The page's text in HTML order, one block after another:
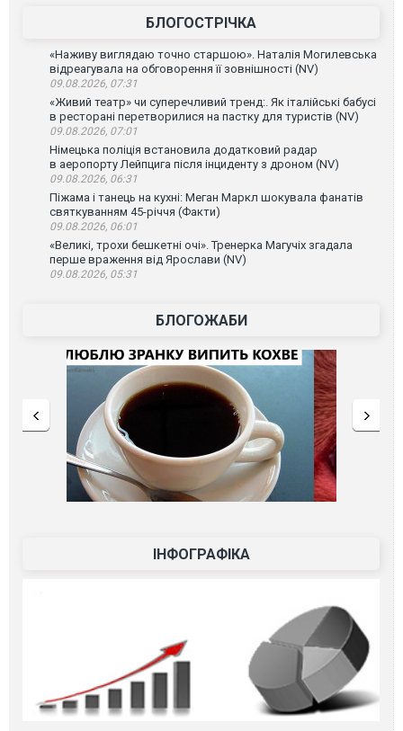
БЛОГОСТРІЧКА
«Наживу виглядаю точно старшою». Наталія Могилевська
відреагувала на обговорення її зовнішності (NV)
09.08.2026, 07:31
«Живий театр» чи суперечливий тренд:. Як італійські бабусі
в ресторані перетворилися на пастку для туристів (NV)
09.08.2026, 07:01
Німецька поліція встановила додатковий радар
в аеропорту Лейпцига після інциденту з дроном (NV)
09.08.2026, 06:31
Піжама і танець на кухні: Меган Маркл шокувала фанатів
святкуванням 45-річчя (Факти)
09.08.2026, 06:01
«Великі, трохи бешкетні очі». Тренерка Магучіх згадала
перше враження від Ярослави (NV)
09.08.2026, 05:31
БЛОГОЖАБИ
ІНФОГРАФІКА